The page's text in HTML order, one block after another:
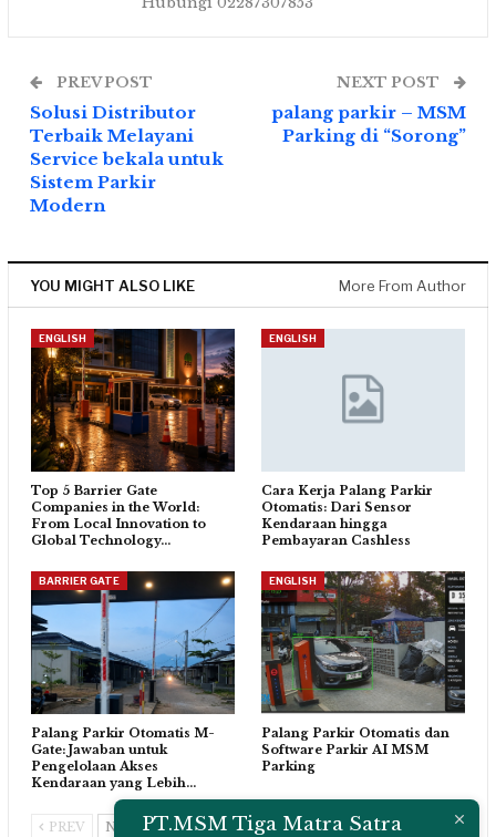
PREV POST
Solusi Distributor
Terbaik Melayani
Service bekala untuk
Sistem Parkir
Modern
NEXT POST
palang parkir – MSM
Parking di “Sorong”
YOU MIGHT ALSO LIKE More From Author
ENGLISH
Top 5 Barrier Gate
Companies in the World:
From Local Innovation to
Global Technology…
ENGLISH
Cara Kerja Palang Parkir
Otomatis: Dari Sensor
Kendaraan hingga
Pembayaran Cashless
BARRIER GATE
Palang Parkir Otomatis M-
Gate: Jawaban untuk
Pengelolaan Akses
Kendaraan yang Lebih…
ENGLISH
Palang Parkir Otomatis dan
Software Parkir AI MSM
Parking
PREV NEXTPT.MSM Tiga Matra Satra